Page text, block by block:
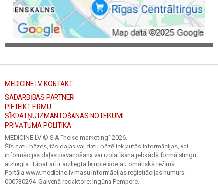
MEDICINE.LV KONTAKTI
SADARBĪBAS PARTNERI
PIETEIKT FIRMU
SĪKDATŅU IZMANTOŠANAS NOTEIKUMI
PRIVĀTUMA POLITIKA
MEDICINE.LV © SIA "heise marketing" 2026.
Šīs datu bāzes, tās daļas vai datu bāzē iekļautās informācijas, vai
informācijas daļas pavairošana vai izplatīšana jebkādā formā stingri
aizliegta. Tāpat arī ir aizliegta lejupielāde automātiskā režīmā.
Portāla www.medicine.lv masu informācijas reģistrācijas numurs:
000730294. Galvenā redaktore: Ingūna Pempere.